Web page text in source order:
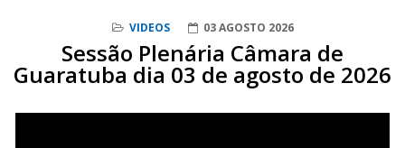
VIDEOS 03 AGOSTO 2026
Sessão Plenária Câmara de
Guaratuba dia 03 de agosto de 2026